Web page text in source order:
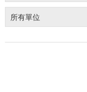
所有單位